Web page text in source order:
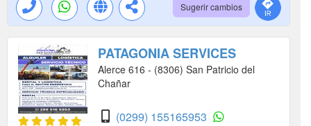
Sugerir cambios
PATAGONIA SERVICES
Alerce 616 - (8306) San Patricio del
Chañar
(0299) 155165953